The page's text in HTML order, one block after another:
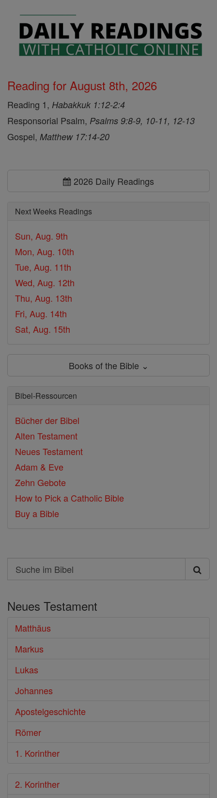
Reading for August 8th, 2026
Reading 1, Habakkuk 1:12-2:4
Responsorial Psalm, Psalms 9:8-9, 10-11, 12-13
Gospel, Matthew 17:14-20
2026 Daily Readings
Next Weeks Readings
Sun, Aug. 9th
Mon, Aug. 10th
Tue, Aug. 11th
Wed, Aug. 12th
Thu, Aug. 13th
Fri, Aug. 14th
Sat, Aug. 15th
Books of the Bible ⌄
Bibel-Ressourcen
Bücher der Bibel
Alten Testament
Neues Testament
Adam & Eve
Zehn Gebote
How to Pick a Catholic Bible
Buy a Bible
Search
Suche
Bibel
Neues Testament
Matthäus
Markus
Lukas
Johannes
Apostelgeschichte
Römer
1. Korinther
2. Korinther